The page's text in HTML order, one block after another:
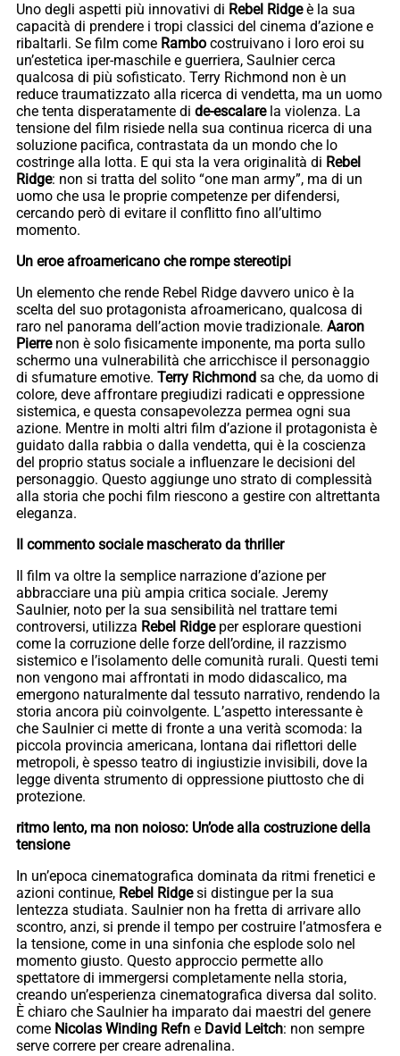
Uno degli aspetti più innovativi di Rebel Ridgeè la sua
capacità di prendere i tropi classici del cinema d’azione e
ribaltarli. Se film come Rambo costruivano i loro eroi su
un’estetica iper-maschile e guerriera, Saulnier cerca
qualcosa di più sofisticato. Terry Richmond non è un
reduce traumatizzato alla ricerca di vendetta, ma un uomo
che tenta disperatamente di de-escalarela violenza. La
tensione del film risiede nella sua continua ricerca di una
soluzione pacifica, contrastata da un mondo che lo
costringe alla lotta. E qui sta la vera originalità di Rebel
Ridge: non si tratta del solito “one man army”, ma di un
uomo che usa le proprie competenze per difendersi,
cercando però di evitare il conflitto fino all’ultimo
momento.
Un eroe afroamericano che rompe stereotipi
Un elemento che rende Rebel Ridge davvero unico è la
scelta del suo protagonista afroamericano, qualcosa di
raro nel panorama dell’action movie tradizionale. Aaron
Pierrenon è solo fisicamente imponente, ma porta sullo
schermo una vulnerabilità che arricchisce il personaggio
di sfumature emotive. Terry Richmond sa che, da uomo di
colore, deve affrontare pregiudizi radicati e oppressione
sistemica, e questa consapevolezza permea ogni sua
azione. Mentre in molti altri film d’azione il protagonista è
guidato dalla rabbia o dalla vendetta, qui è la coscienza
del proprio status sociale a influenzare le decisioni del
personaggio. Questo aggiunge uno strato di complessità
alla storia che pochi film riescono a gestire con altrettanta
eleganza.
Il commento sociale mascherato da thriller
Il film va oltre la semplice narrazione d’azione per
abbracciare una più ampia critica sociale. Jeremy
Saulnier, noto per la sua sensibilità nel trattare temi
controversi, utilizza Rebel Ridgeper esplorare questioni
come la corruzione delle forze dell’ordine, il razzismo
sistemico e l’isolamento delle comunità rurali. Questi temi
non vengono mai affrontati in modo didascalico, ma
emergono naturalmente dal tessuto narrativo, rendendo la
storia ancora più coinvolgente. L’aspetto interessante è
che Saulnier ci mette di fronte a una verità scomoda: la
piccola provincia americana, lontana dai riflettori delle
metropoli, è spesso teatro di ingiustizie invisibili, dove la
legge diventa strumento di oppressione piuttosto che di
protezione.
ritmo lento, ma non noioso: Un’ode alla costruzione della
tensione
In un’epoca cinematografica dominata da ritmi frenetici e
azioni continue, Rebel Ridgesi distingue per la sua
lentezza studiata. Saulnier non ha fretta di arrivare allo
scontro, anzi, si prende il tempo per costruire l’atmosfera e
la tensione, come in una sinfonia che esplode solo nel
momento giusto. Questo approccio permette allo
spettatore di immergersi completamente nella storia,
creando un’esperienza cinematografica diversa dal solito.
È chiaro che Saulnier ha imparato dai maestri del genere
come Nicolas Winding Refn e David Leitch: non sempre
serve correre per creare adrenalina.